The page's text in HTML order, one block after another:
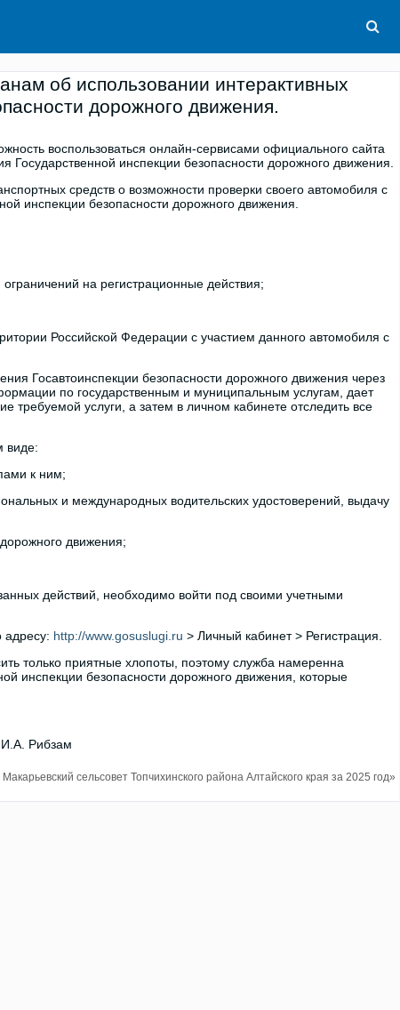
об использовании интерактивных
дорожного движения.
воспользоваться онлайн-сервисами официального сайта
инспекции безопасности дорожного движения.
средств о возможности проверки своего автомобиля с
инспекции безопасности дорожного движения.
на регистрационные действия;
Российской Федерации с участием данного автомобиля с
Госавтоинспекции безопасности дорожного движения через
по государственным и муниципальным услугам, дает
требуемой услуги, а затем в личном кабинете отследить все
виде:
к ним;
и международных водительских удостоверений, выдачу
движения;
действий, необходимо войти под своими учетными
адресу: http://www.gosuslugi.ru > Личный кабинет > Регистрация.
только приятные хлопоты, поэтому служба намеренна
инспекции безопасности дорожного движения, которые
И.А. Рибзам
сельсовет Топчихинского района Алтайского края за 2025 год»